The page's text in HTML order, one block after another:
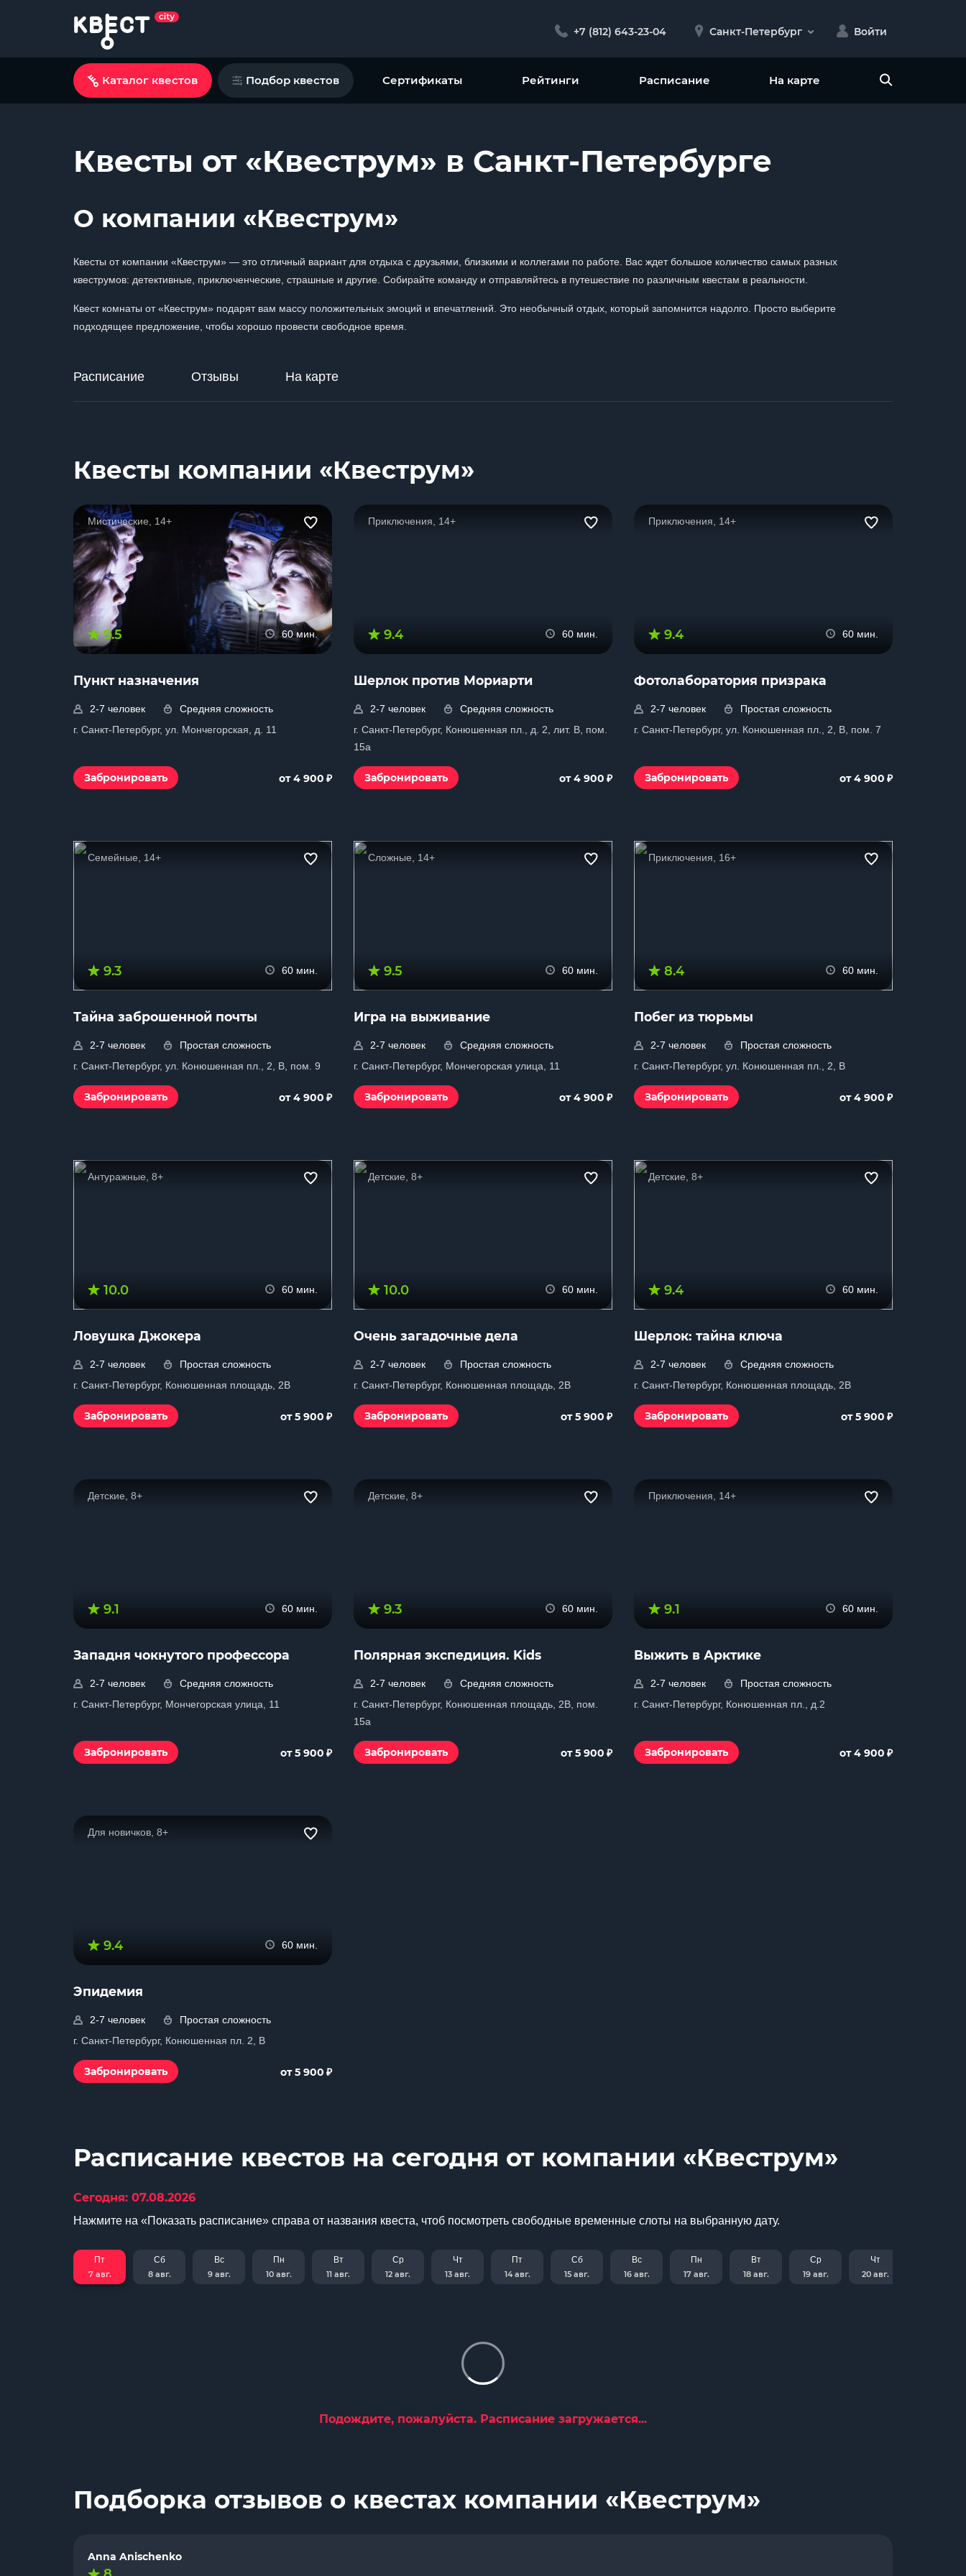
+7 (812) 643-23-04 Санкт-Петербург Войти
Каталог квестов Подбор квестов Сертификаты Рейтинги Расписание На карте
Квесты от «Квеструм» в Санкт-Петербурге
О компании «Квеструм»
Квесты от компании «Квеструм» — это отличный вариант для отдыха с друзьями, близкими и коллегами по работе. Вас ждет большое количество самых разных
квеструмов: детективные, приключенческие, страшные и другие. Собирайте команду и отправляйтесь в путешествие по различным квестам в реальности.
Квест комнаты от «Квеструм» подарят вам массу положительных эмоций и впечатлений. Это необычный отдых, который запомнится надолго. Просто выберите
подходящее предложение, чтобы хорошо провести свободное время.
Расписание Отзывы На карте
Квесты компании «Квеструм»
Мистические, 14+
9.5 60 мин.
Пункт назначения
2-7 человек
Средняя сложность
г. Санкт-Петербург, ул. Мончегорская, д. 11
Забронировать от 4 900 ₽
Приключения, 14+
9.4 60 мин.
Шерлок против Мориарти
2-7 человек
Средняя сложность
г. Санкт-Петербург, Конюшенная пл., д. 2, лит. В, пом.
15a
Забронировать от 4 900 ₽
Приключения, 14+
9.4 60 мин.
Фотолаборатория призрака
2-7 человек
Простая сложность
г. Санкт-Петербург, ул. Конюшенная пл., 2, B, пом. 7
Забронировать от 4 900 ₽
Семейные, 14+
9.3 60 мин.
Тайна заброшенной почты
2-7 человек
Простая сложность
г. Санкт-Петербург, ул. Конюшенная пл., 2, B, пом. 9
Забронировать от 4 900 ₽
Сложные, 14+
9.5 60 мин.
Игра на выживание
2-7 человек
Средняя сложность
г. Санкт-Петербург, Мончегорская улица, 11
Забронировать от 4 900 ₽
Приключения, 16+
8.4 60 мин.
Побег из тюрьмы
2-7 человек
Простая сложность
г. Санкт-Петербург, ул. Конюшенная пл., 2, B
Забронировать от 4 900 ₽
Антуражные, 8+
10.0 60 мин.
Ловушка Джокера
2-7 человек
Простая сложность
г. Санкт-Петербург, Конюшенная площадь, 2В
Забронировать от 5 900 ₽
Детские, 8+
10.0 60 мин.
Очень загадочные дела
2-7 человек
Простая сложность
г. Санкт-Петербург, Конюшенная площадь, 2В
Забронировать от 5 900 ₽
Детские, 8+
9.4 60 мин.
Шерлок: тайна ключа
2-7 человек
Средняя сложность
г. Санкт-Петербург, Конюшенная площадь, 2В
Забронировать от 5 900 ₽
Детские, 8+
9.1 60 мин.
Западня чокнутого профессора
2-7 человек
Средняя сложность
г. Санкт-Петербург, Мончегорская улица, 11
Забронировать от 5 900 ₽
Детские, 8+
9.3 60 мин.
Полярная экспедиция. Kids
2-7 человек
Средняя сложность
г. Санкт-Петербург, Конюшенная площадь, 2В, пом.
15а
Забронировать от 5 900 ₽
Приключения, 14+
9.1 60 мин.
Выжить в Арктике
2-7 человек
Простая сложность
г. Санкт-Петербург, Конюшенная пл., д.2
Забронировать от 4 900 ₽
Для новичков, 8+
9.4 60 мин.
Эпидемия
2-7 человек
Простая сложность
г. Санкт-Петербург, Конюшенная пл. 2, B
Забронировать от 5 900 ₽
Расписание квестов на сегодня от компании «Квеструм»
Сегодня: 07.08.2026
Нажмите на «Показать расписание» справа от названия квеста, чтоб посмотреть свободные временные слоты на выбранную дату.
Пт
7 авг.
Сб
8 авг.
Вс
9 авг.
Пн
10 авг.
Вт
11 авг.
Ср
12 авг.
Чт
13 авг.
Пт
14 авг.
Сб
15 авг.
Вс
16 авг.
Пн
17 авг.
Вт
18 авг.
Ср
19 авг.
Чт
20 авг.
Подождите, пожалуйста. Расписание загружается...
Подборка отзывов о квестах компании «Квеструм»
Anna Anischenko